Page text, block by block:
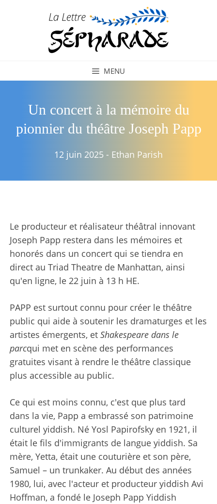
MENU
Un concert à la mémoire du
pionnier du théâtre Joseph Papp
12 juin 2025 - Ethan Parish
Le producteur et réalisateur théâtral innovant
Joseph Papp restera dans les mémoires et
honorés dans un concert qui se tiendra en
direct au Triad Theatre de Manhattan, ainsi
qu'en ligne, le 22 juin à 13 h HE.
PAPP est surtout connu pour créer le théâtre
public qui aide à soutenir les dramaturges et les
artistes émergents, et Shakespeare dans le
parcqui met en scène des performances
gratuites visant à rendre le théâtre classique
plus accessible au public.
Ce qui est moins connu, c'est que plus tard
dans la vie, Papp a embrassé son patrimoine
culturel yiddish. Né Yosl Papirofsky en 1921, il
était le fils d'immigrants de langue yiddish. Sa
mère, Yetta, était une couturière et son père,
Samuel – un trunkaker. Au début des années
1980, lui, avec l'acteur et producteur yiddish Avi
Hoffman, a fondé le Joseph Papp Yiddish